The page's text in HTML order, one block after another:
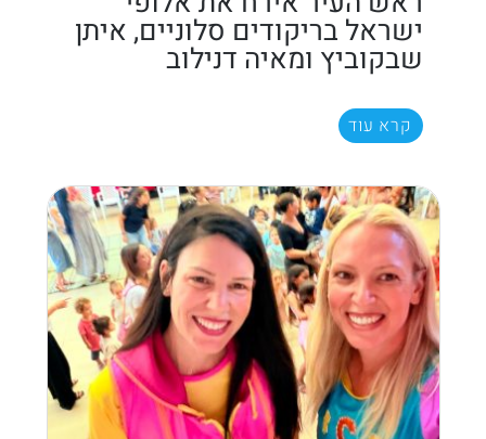
ישראל בריקודים סלוניים, איתן
שבקוביץ ומאיה דנילוב
קרא עוד